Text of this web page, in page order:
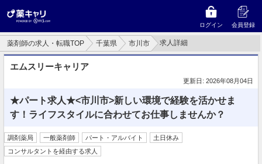
ログイン 会員登録
薬剤師の求人・転職TOP 千葉県 市川市 求人詳細
エムスリーキャリア
更新日: 2026年08月04日
★パート求人★<市川市>新しい環境で経験を活かせま
す！ライフスタイルに合わせてお仕事しませんか？
調剤薬局 一般薬剤師 パート・アルバイト
土日休み
コンサルタントを経由する求人